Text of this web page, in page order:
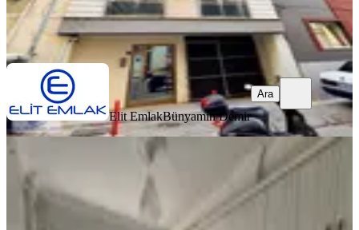
Elit EmlakBünyamin Demir
Elit EmlakBünyamin Demir
Ara
Girne Mahallesi Doğalgazlı 2+1
Kiralık Daire
Efeler, Girne Mahallesi